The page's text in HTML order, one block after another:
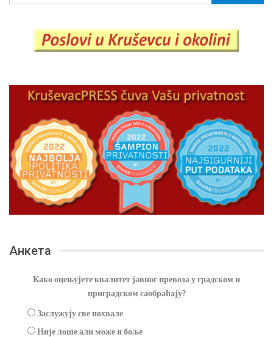
Анкета
Како оцењујете квалитет јавног превоза у градском и
приградском саобраћају?
Заслужују све похвале
Није лоше али може и боље